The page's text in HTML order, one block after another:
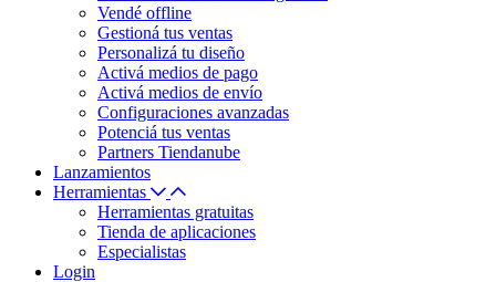
Vendé offline
Gestioná tus ventas
Personalizá tu diseño
Activá medios de pago
Activá medios de envío
Configuraciones avanzadas
Potenciá tus ventas
Partners Tiendanube
Lanzamientos
Herramientas
Herramientas gratuitas
Tienda de aplicaciones
Especialistas
Login